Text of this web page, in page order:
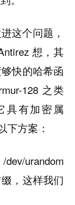
这个问题，
想，其
快的哈希函
128 之类
具有加密属
下方案：
urandom
，这样我们